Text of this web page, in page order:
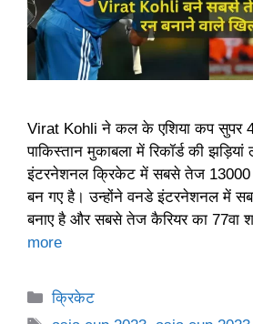
Virat Kohli ने कल के एशिया कप सुपर
पाकिस्तान मुकाबला में रिकॉर्ड की
इंटरनेशनल क्रिकेट में सबसे तेज 13000
बन गए है। उन्होंने वनडे इंटरनेशनल में
बनाए है और सबसे तेज कैरियर का 77वा
more
Categories
क्रिकेट